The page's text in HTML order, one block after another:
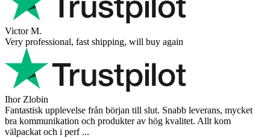
Victor M.
Very professional, fast shipping, will buy again
Ihor Zlobin
Fantastisk upplevelse från början till slut. Snabb leverans, mycket
bra kommunikation och produkter av hög kvalitet. Allt kom
välpackat och i perf ...